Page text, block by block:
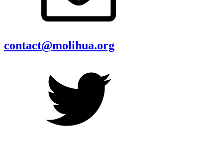
contact@molihua.org